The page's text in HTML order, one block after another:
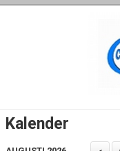
Kalender